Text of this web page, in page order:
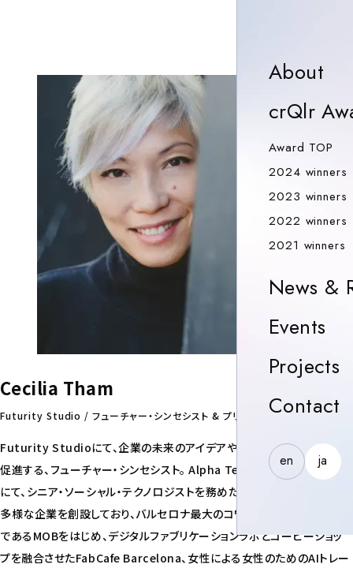
About
crQlr
Award TOP
2024 winners
2023 winners
2022 winners
2021 winners
News &
Events
Projects
Contact
en ja
Cecilia Tham
Futurity Studio / フューチャー・シンセシスト & プリンシパル
Futurity Studioにて、企業の未来のアイデアやプロトタイプの作成を
促進する、フューチャー・シンセシスト。 Alpha Telefonica Innovation
にて、シニア・ソーシャル・テクノロジストを務めた。 起業家として数々の
多様な企業を創設しており、バルセロナ最大のコワーキングコミュニティ
であるMOBをはじめ、デジタルファブリケーションラボとコーヒーショッ
プを融合させたFabCafe Barcelona、女性による女性のためのAIトレー